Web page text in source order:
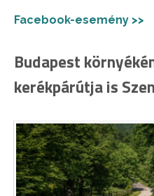
Facebook-esemény >>
Budapest
kerékpárútja is